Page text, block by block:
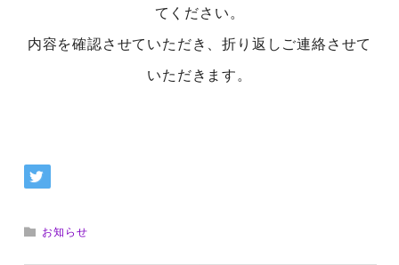
てください。
内容を確認させていただき、折り返しご連絡させて
いただきます。
お知らせ